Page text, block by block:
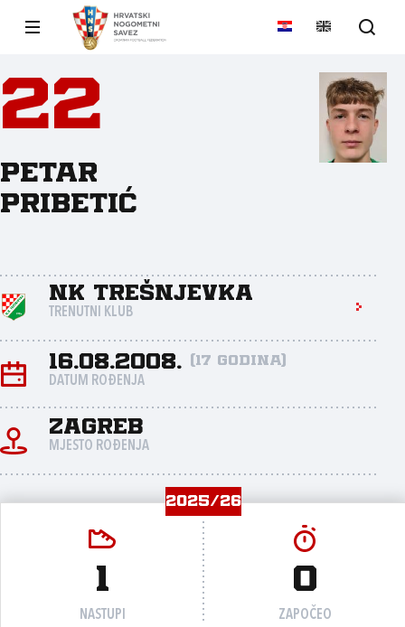
22
Petar
Pribetić
NK Trešnjevka
TRENUTNI KLUB
16.08.2008. (17 godina)
DATUM ROĐENJA
Zagreb
MJESTO ROĐENJA
2025/26
1
NASTUPI
0
ZAPOČEO